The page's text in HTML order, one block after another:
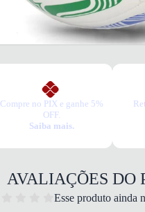
Compre no PIX e ganhe 5%
OFF.
Saiba mais.
AVALIAÇÕES DO
Esse produto ainda